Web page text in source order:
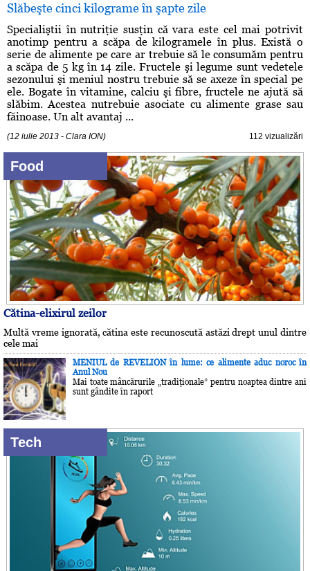
Slăbeşte cinci kilograme în şapte zile
Specialiştii în nutriţie susţin că vara este cel mai potrivit
anotimp pentru a scăpa de kilogramele în plus. Există o
serie de alimente pe care ar trebuie să le consumăm pentru
a scăpa de 5 kg în 14 zile. Fructele şi legume sunt vedetele
sezonului şi meniul nostru trebuie să se axeze în special pe
ele. Bogate în vitamine, calciu şi fibre, fructele ne ajută să
slăbim. Acestea nutrebuie asociate cu alimente grase sau
făinoase. Un alt avantaj ...
(12 iulie 2013 - Clara ION) 112 vizualizări
Food
Cătina-elixirul zeilor
Multă vreme ignorată, cătina este recunoscută astăzi drept unul dintre
cele mai
MENIUL de REVELION în lume: ce alimente aduc noroc în
Anul Nou
Mai toate mâncărurile „tradiţionale” pentru noaptea dintre ani
sunt gândite în raport
Tech